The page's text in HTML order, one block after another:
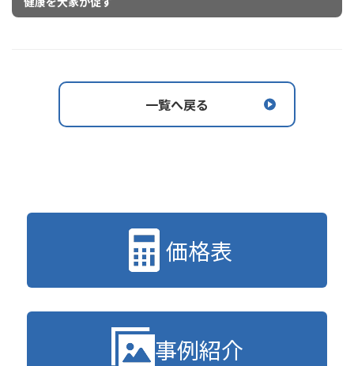
一覧へ戻る
価格表
事例紹介